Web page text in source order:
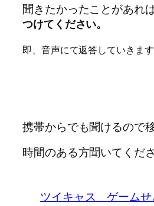
聞きたかったことがあれ
つけてください。
即、音声にて返答していきます
携帯からでも聞けるので
時間のある方聞いてくださ
ツイキャス ゲームせ